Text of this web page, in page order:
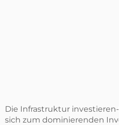
Die Infrastruktur
sich zum dominierenden